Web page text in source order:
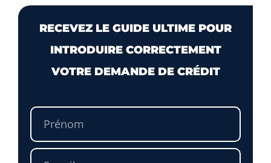
RECEVEZ LE GUIDE ULTIME POUR
INTRODUIRE CORRECTEMENT
VOTRE DEMANDE DE CRÉDIT